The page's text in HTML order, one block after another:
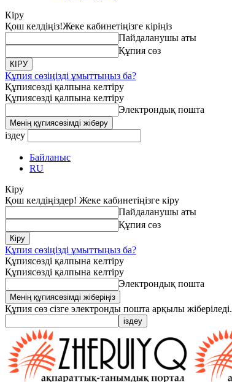
Кіру
Қош келдіңіз!Жеке кабинетіңізге кіріңіз
Пайдаланушы аты
Құпия сөз
Құпия сөзіңізді ұмыттыңыз ба?
Құпиясөзді қалпына келтіру
Құпиясөзді қалпына келтіру
Электрондық пошта
іздеу
Байланыс
RU
Кіру
Қош келдіңіздер! Жеке кабинетіңізге кіру
Пайдаланушы аты
Құпия сөз
Құпия сөзіңізді ұмыттыңыз ба?
Құпиясөзді қалпына келтіру
Құпиясөзді қалпына келтіру
Электрондық пошта
Құпия сөз сізге электронды пошта арқылы жіберіледі.